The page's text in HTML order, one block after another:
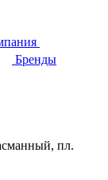
Бренды
пл.